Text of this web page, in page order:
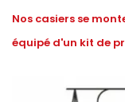
Nos casiers se
équipé d'un kit de